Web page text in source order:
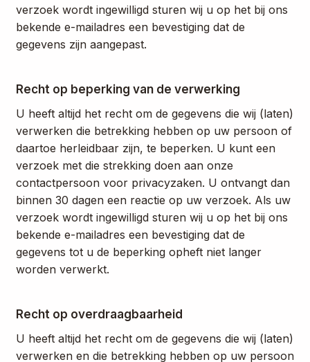
verzoek wordt ingewilligd sturen wij u op het bij ons
bekende e-mailadres een bevestiging dat de
gegevens zijn aangepast.
Recht op beperking van de verwerking
U heeft altijd het recht om de gegevens die wij (laten)
verwerken die betrekking hebben op uw persoon of
daartoe herleidbaar zijn, te beperken. U kunt een
verzoek met die strekking doen aan onze
contactpersoon voor privacyzaken. U ontvangt dan
binnen 30 dagen een reactie op uw verzoek. Als uw
verzoek wordt ingewilligd sturen wij u op het bij ons
bekende e-mailadres een bevestiging dat de
gegevens tot u de beperking opheft niet langer
worden verwerkt.
Recht op overdraagbaarheid
U heeft altijd het recht om de gegevens die wij (laten)
verwerken en die betrekking hebben op uw persoon